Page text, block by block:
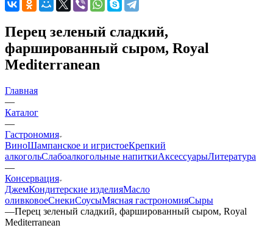
Перец зеленый сладкий,
фаршированный сыром, Royal
Mediterranean
Главная
—
Каталог
—
Гастрономия
ВиноШампанское и игристоеКрепкий
алкогольСлабоалкогольные напиткиАксессуарыЛитература
—
Консервация
ДжемКондитерские изделияМасло
оливковоеСнекиСоусыМясная гастрономияСыры
—Перец зеленый сладкий, фаршированный сыром, Royal
Mediterranean